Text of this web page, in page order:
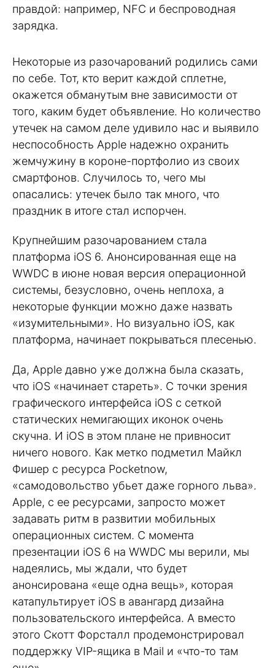
правдой: например, NFC и беспроводная
зарядка.
Некоторые из разочарований родились сами
по себе. Тот, кто верит каждой сплетне,
окажется обманутым вне зависимости от
того, каким будет объявление. Но количество
утечек на самом деле удивило нас и выявило
неспособность Apple надежно охранить
жемчужину в короне-портфолио из своих
смартфонов. Случилось то, чего мы
опасались: утечек было так много, что
праздник в итоге стал испорчен.
Крупнейшим разочарованием стала
платформа iOS 6. Анонсированная еще на
WWDC в июне новая версия операционной
системы, безусловно, очень неплоха, а
некоторые функции можно даже назвать
«изумительными». Но визуально iOS, как
платформа, начинает покрываться плесенью.
Да, Apple давно уже должна была сказать,
что iOS «начинает стареть». С точки зрения
графического интерфейса iOS с сеткой
статических немигающих иконок очень
скучна. И iOS в этом плане не привносит
ничего нового. Как метко подметил Майкл
Фишер с ресурса Pocketnow,
«самодовольство убьет даже горного льва».
Apple, с ее ресурсами, запросто может
задавать ритм в развитии мобильных
операционных систем. С момента
презентации iOS 6 на WWDC мы верили, мы
надеялись, мы ждали, что будет
анонсирована «еще одна вещь», которая
катапультирует iOS в авангард дизайна
пользовательского интерфейса. А вместо
этого Скотт Форсталл продемонстрировал
поддержку VIP-ящика в Mail и «что-то там